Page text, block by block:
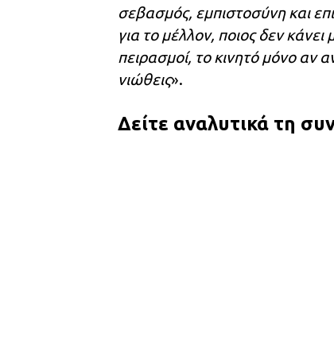
σεβασμός, εμπιστοσύνη και
για το μέλλον, ποιος δεν
πειρασμοί, το κινητό μόνο αν
νιώθεις».
Δείτε αναλυτικά τη